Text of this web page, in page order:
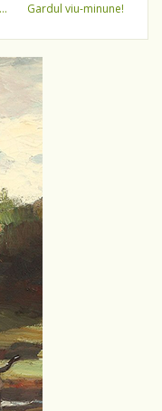
gardul viu-minune!